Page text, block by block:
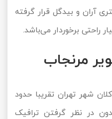
و 53 کیلومتری آران و بیدگل قرار گرفته
راحتی برخوردار می‌‌باشد.
مرنجاب
شهر تهران تقریبا حدود
بدون در نظر گرفتن ترافیک